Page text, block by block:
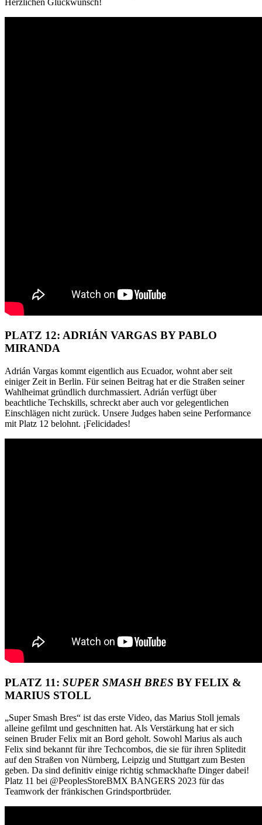
Herzlichen Glückwunsch!
PLATZ 12: ADRIÁN VARGAS BY PABLO
MIRANDA
Adrián Vargas kommt eigentlich aus Ecuador, wohnt aber seit
einiger Zeit in Berlin. Für seinen Beitrag hat er die Straßen seiner
Wahlheimat gründlich durchmassiert. Adrián verfügt über
beachtliche Techskills, schreckt aber auch vor gelegentlichen
Einschlägen nicht zurück. Unsere Judges haben seine Performance
mit Platz 12 belohnt. ¡Felicidades!
PLATZ 11: SUPER SMASH BRES BY FELIX &
MARIUS STOLL
„Super Smash Bres“ ist das erste Video, das Marius Stoll jemals
alleine gefilmt und geschnitten hat. Als Verstärkung hat er sich
seinen Bruder Felix mit an Bord geholt. Sowohl Marius als auch
Felix sind bekannt für ihre Techcombos, die sie für ihren Splitedit
auf den Straßen von Nürnberg, Leipzig und Stuttgart zum Besten
geben. Da sind definitiv einige richtig schmackhafte Dinger dabei!
Platz 11 bei @PeoplesStoreBMX BANGERS 2023 für das
Teamwork der fränkischen Grindsportbrüder.